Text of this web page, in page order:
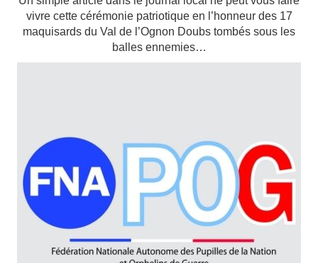
vivre cette cérémonie patriotique en l’honneur des 17
maquisards du Val de l’Ognon Doubs tombés sous les
balles ennemies…